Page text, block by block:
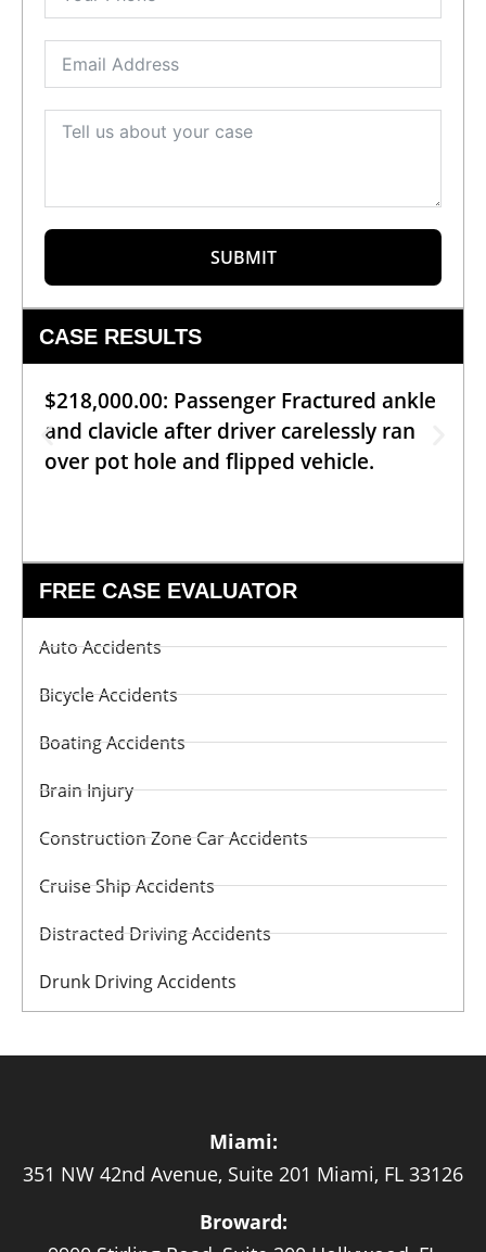
SUBMIT
CASE RESULTS
$218,000.00: Passenger Fractured ankle
and clavicle after driver carelessly ran
over pot hole and flipped vehicle.
FREE CASE EVALUATOR
Auto Accidents
Bicycle Accidents
Boating Accidents
Brain Injury
Construction Zone Car Accidents
Cruise Ship Accidents
Distracted Driving Accidents
Drunk Driving Accidents
Miami:
351 NW 42nd Avenue, Suite 201 Miami, FL 33126
Broward: